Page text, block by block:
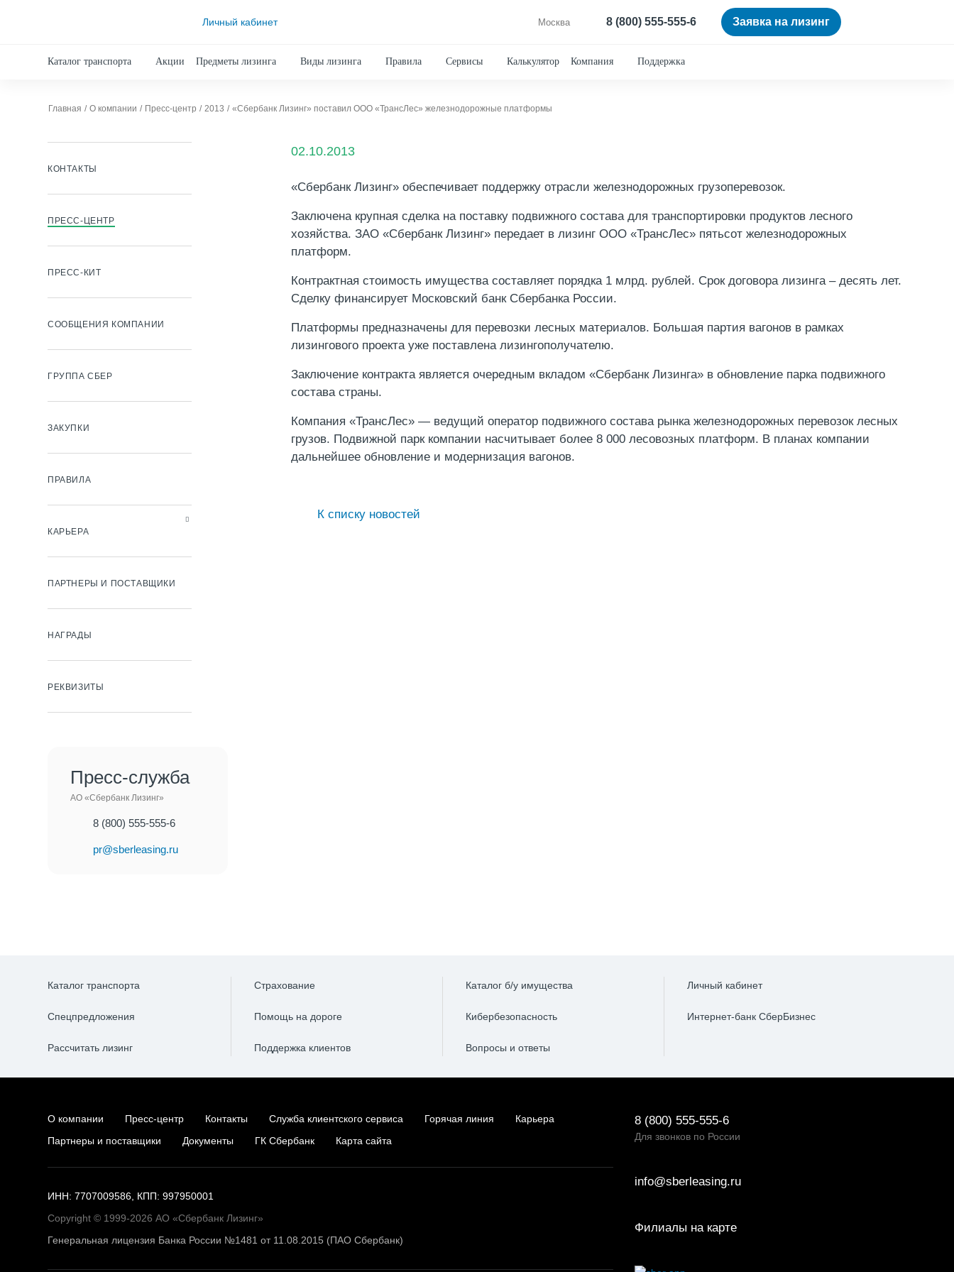
Личный кабинет Москва 8 (800) 555-555-6 Заявка на лизинг
Каталог транспорта Акции Предметы лизинга Виды лизинга Правила Сервисы Калькулятор Компания Поддержка
Главная О компании Пресс-центр 2013 «Сбербанк Лизинг» поставил ООО «ТрансЛес» железнодорожные платформы
КОНТАКТЫ
ПРЕСС-ЦЕНТР
ПРЕСС-КИТ
СООБЩЕНИЯ КОМПАНИИ
ГРУППА СБЕР
ЗАКУПКИ
ПРАВИЛА
КАРЬЕРА
ПАРТНЕРЫ И ПОСТАВЩИКИ
НАГРАДЫ
РЕКВИЗИТЫ
Пресс-служба
АО «Сбербанк Лизинг»
8 (800) 555-555-6
pr@sberleasing.ru
02.10.2013
«Сбербанк Лизинг» обеспечивает поддержку отрасли железнодорожных грузоперевозок.
Заключена крупная сделка на поставку подвижного состава для транспортировки продуктов лесного
хозяйства. ЗАО «Сбербанк Лизинг» передает в лизинг ООО «ТрансЛес» пятьсот железнодорожных
платформ.
Контрактная стоимость имущества составляет порядка 1 млрд. рублей. Срок договора лизинга – десять лет.
Сделку финансирует Московский банк Сбербанка России.
Платформы предназначены для перевозки лесных материалов. Большая партия вагонов в рамках
лизингового проекта уже поставлена лизингополучателю.
Заключение контракта является очередным вкладом «Сбербанк Лизинга» в обновление парка подвижного
состава страны.
Компания «ТрансЛес» — ведущий оператор подвижного состава рынка железнодорожных перевозок лесных
грузов. Подвижной парк компании насчитывает более 8 000 лесовозных платформ. В планах компании
дальнейшее обновление и модернизация вагонов.
К списку новостей
Каталог транспорта
Спецпредложения
Рассчитать лизинг
Страхование
Помощь на дороге
Поддержка клиентов
Каталог б/у имущества
Кибербезопасность
Вопросы и ответы
Личный кабинет
Интернет-банк СберБизнес
О компании Пресс-центр Контакты Служба клиентского сервиса Горячая линия
Карьера
Партнеры и поставщики
Документы ГК Сбербанк Карта сайта
ИНН: 7707009586, КПП: 997950001
Copyright © 1999-2026 АО «Сбербанк Лизинг»
Генеральная лицензия Банка России №1481 от 11.08.2015 (ПАО Сбербанк)
8 (800) 555-555-6
Для звонков по России
info@sberleasing.ru
Филиалы на карте